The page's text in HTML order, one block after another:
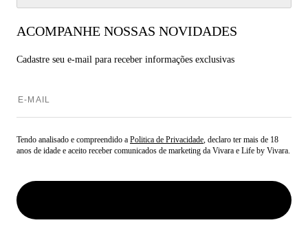
ACOMPANHE NOSSAS NOVIDADES
Cadastre seu e-mail para receber informações exclusivas
Tendo analisado e compreendido a Politica de Privacidade, declaro ter mais de 18
anos de idade e aceito receber comunicados de marketing da Vivara e Life by Vivara.